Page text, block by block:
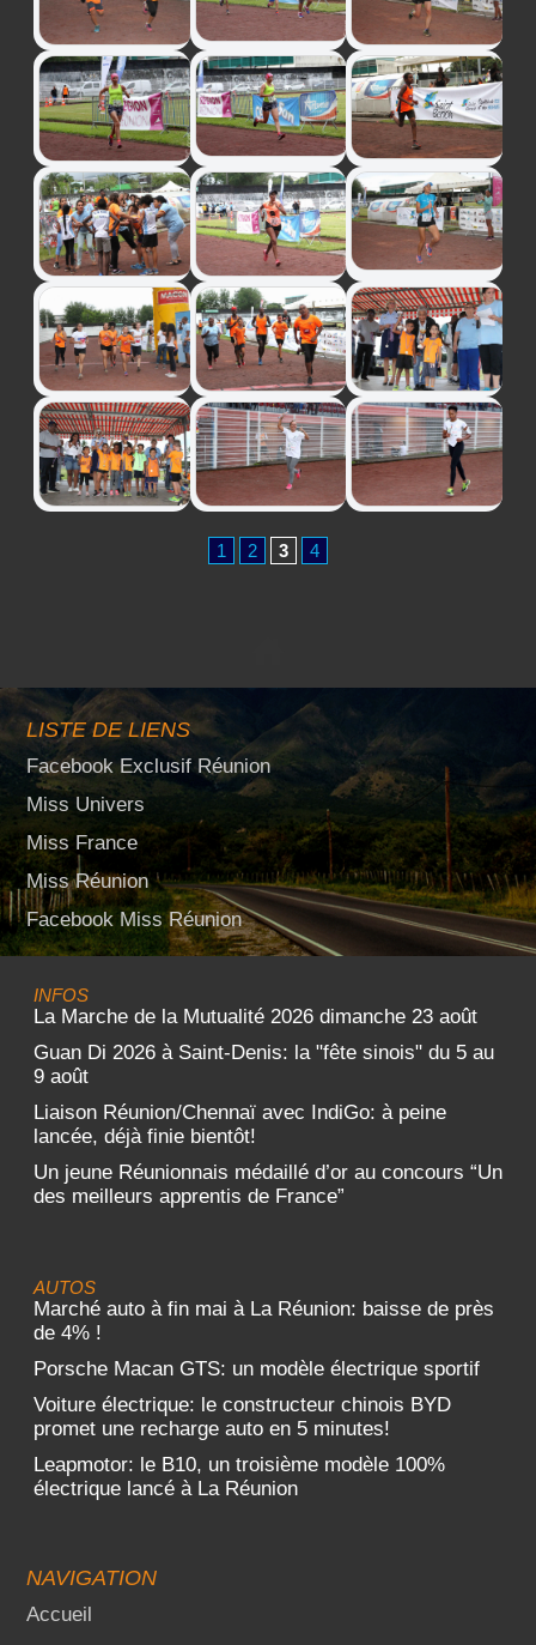
1 2 3 4
LISTE DE LIENS
Facebook Exclusif Réunion
Miss Univers
Miss France
Miss Réunion
Facebook Miss Réunion
INFOS
La Marche de la Mutualité 2026 dimanche 23 août
Guan Di 2026 à Saint-Denis: la "fête sinois" du 5 au
9 août
Liaison Réunion/Chennaï avec IndiGo: à peine
lancée, déjà finie bientôt!
Un jeune Réunionnais médaillé d’or au concours “Un
des meilleurs apprentis de France”
AUTOS
Marché auto à fin mai à La Réunion: baisse de près
de 4% !
Porsche Macan GTS: un modèle électrique sportif
Voiture électrique: le constructeur chinois BYD
promet une recharge auto en 5 minutes!
Leapmotor: le B10, un troisième modèle 100%
électrique lancé à La Réunion
NAVIGATION
Accueil